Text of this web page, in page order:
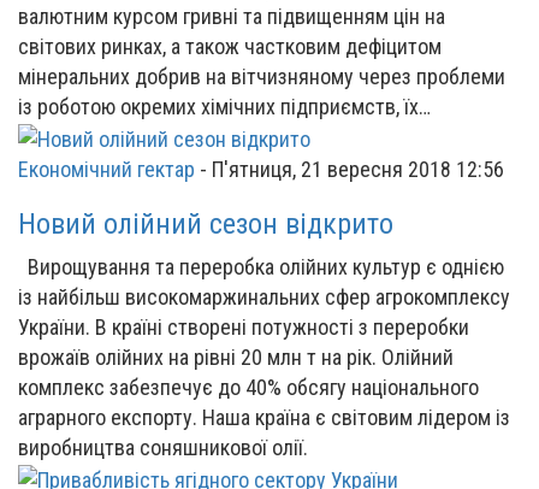
валютним курсом гривні та підвищенням цін на
світових ринках, а також частковим дефіцитом
мінеральних добрив на вітчизняному через проблеми
із роботою окремих хімічних підприємств, їх…
Економічний гектар - П'ятниця, 21 вересня 2018 12:56
Новий олійний сезон відкрито
Вирощування та переробка олійних культур є однією
із найбільш високомаржинальних сфер агрокомплексу
України. В країні створені потужності з переробки
врожаїв олійних на рівні 20 млн т на рік. Олійний
комплекс забезпечує до 40% обсягу національного
аграрного експорту. Наша країна є світовим лідером із
виробництва соняшникової олії.